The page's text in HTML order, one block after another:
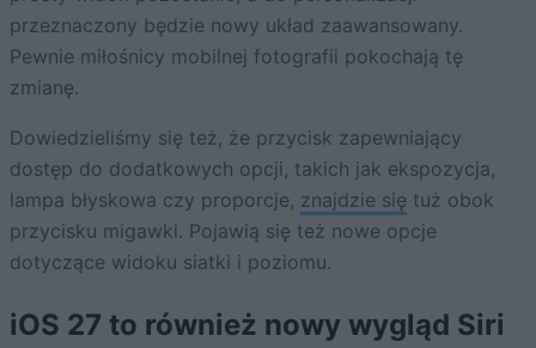
przeznaczony będzie nowy układ zaawansowany.
Pewnie miłośnicy mobilnej fotografii pokochają tę
zmianę.
Dowiedzieliśmy się też, że przycisk zapewniający
dostęp do dodatkowych opcji, takich jak ekspozycja,
lampa błyskowa czy proporcje, znajdzie się tuż obok
przycisku migawki. Pojawią się też nowe opcje
dotyczące widoku siatki i poziomu.
iOS 27 to również nowy wygląd Siri